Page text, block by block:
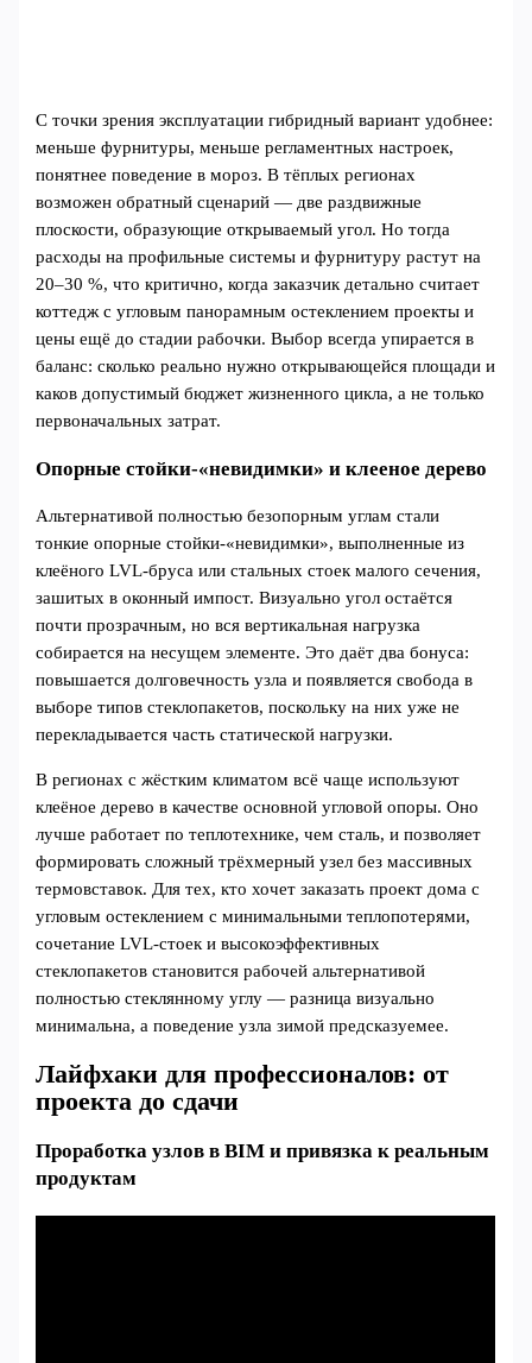
С точки зрения эксплуатации гибридный вариант удобнее:
меньше фурнитуры, меньше регламентных настроек,
понятнее поведение в мороз. В тёплых регионах
возможен обратный сценарий — две раздвижные
плоскости, образующие открываемый угол. Но тогда
расходы на профильные системы и фурнитуру растут на
20–30 %, что критично, когда заказчик детально считает
коттедж с угловым панорамным остеклением проекты и
цены ещё до стадии рабочки. Выбор всегда упирается в
баланс: сколько реально нужно открывающейся площади и
каков допустимый бюджет жизненного цикла, а не только
первоначальных затрат.
Опорные стойки‑«невидимки» и клееное дерево
Альтернативой полностью безопорным углам стали
тонкие опорные стойки‑«невидимки», выполненные из
клеёного LVL‑бруса или стальных стоек малого сечения,
зашитых в оконный импост. Визуально угол остаётся
почти прозрачным, но вся вертикальная нагрузка
собирается на несущем элементе. Это даёт два бонуса:
повышается долговечность узла и появляется свобода в
выборе типов стеклопакетов, поскольку на них уже не
перекладывается часть статической нагрузки.
В регионах с жёстким климатом всё чаще используют
клеёное дерево в качестве основной угловой опоры. Оно
лучше работает по теплотехнике, чем сталь, и позволяет
формировать сложный трёхмерный узел без массивных
термовставок. Для тех, кто хочет заказать проект дома с
угловым остеклением с минимальными теплопотерями,
сочетание LVL‑стоек и высокоэффективных
стеклопакетов становится рабочей альтернативой
полностью стеклянному углу — разница визуально
минимальна, а поведение узла зимой предсказуемее.
Лайфхаки для профессионалов: от
проекта до сдачи
Проработка узлов в BIM и привязка к реальным
продуктам